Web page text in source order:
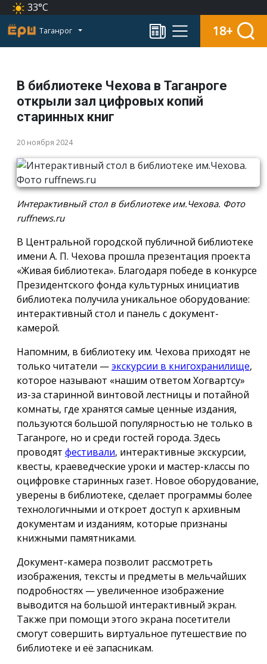
33°C
Таганрог 18+
В библиотеке Чехова в Таганроге
открыли зал цифровых копий
старинных книг
20 ноября 2024
Интерактивный стол в библиотеке им.Чехова. Фото
ruffnews.ru
В Центральной городской публичной библиотеке
имени А. П. Чехова прошла презентация проекта
«Живая библиотека». Благодаря победе в конкурсе
Президентского фонда культурных инициатив
библиотека получила уникальное оборудование:
интерактивный стол и панель с документ-
камерой.
Напомним, в библиотеку им. Чехова приходят не
только читатели —экскурсии в книгохранилище,
которое называют «нашим ответом Хогвартсу»
из-за старинной винтовой лестницы и потайной
комнаты, где хранятся самые ценные издания,
пользуются большой популярностью не только в
Таганроге, но и среди гостей города. Здесь
проводят фестивали, интерактивные экскурсии,
квесты, краеведческие уроки и мастер-классы по
оцифровке старинных газет. Новое оборудование,
уверены в библиотеке, сделает программы более
технологичными и откроет доступ к архивным
документам и изданиям, которые признаны
книжными памятниками.
Документ-камера позволит рассмотреть
изображения, тексты и предметы в мельчайших
подробностях — увеличенное изображение
выводится на большой интерактивный экран.
Также при помощи этого экрана посетители
смогут совершить виртуальное путешествие по
библиотеке и её запасникам.